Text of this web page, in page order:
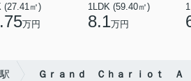
(27.41㎡)
万円
1LDK (59.40㎡)
8.1万円
Ｇｒａｎｄ Ｃｈａｒｉｏｔ Ａ